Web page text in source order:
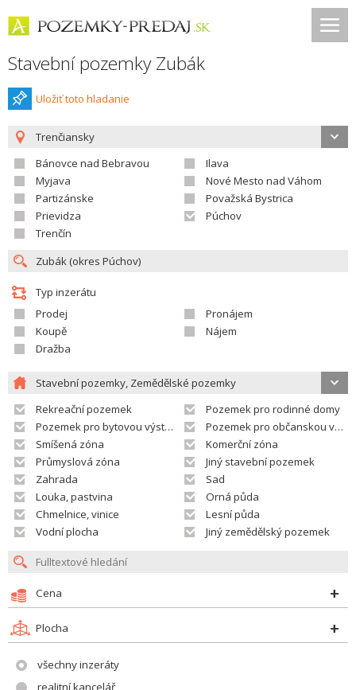
Stavební pozemky Zubák
Uložiť toto hladanie
Trenčiansky
Bánovce nad Bebravou
Ilava
Myjava
Nové Mesto nad Váhom
Partizánske
Považská Bystrica
Prievidza
Púchov
Trenčín
Typ inzerátu
Prodej
Pronájem
Koupě
Nájem
Dražba
Stavební pozemky, Zemědělské pozemky
Rekreační pozemek
Pozemek pro rodinné domy
Pozemek pro bytovou výstavbu
Pozemek pro občanskou vybavenost
Smíšená zóna
Komerční zóna
Průmyslová zóna
Jiný stavební pozemek
Zahrada
Sad
Louka, pastvina
Orná půda
Chmelnice, vinice
Lesní půda
Vodní plocha
Jiný zemědělský pozemek
Cena
Plocha
všechny inzeráty
realitní kancelář